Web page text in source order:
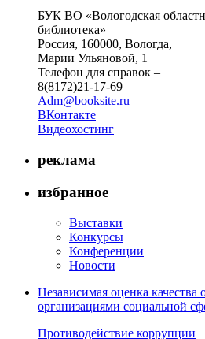
БУК ВО «Вологодская
библиотека»
Россия, 160000, Вологда,
Марии Ульяновой, 1
Телефон для справок –
8(8172)21-17-69
Adm@booksite.ru
ВКонтакте
Видеохостинг
реклама
избранное
Выставки
Конкурсы
Конференции
Новости
Независимая оценка качества
организациями социальной
Противодействие коррупции